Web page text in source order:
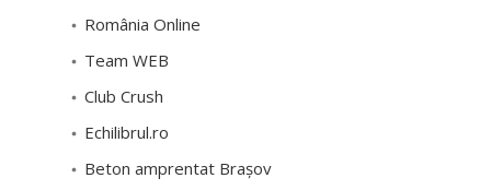
România Online
Team WEB
Club Crush
Echilibrul.ro
Beton amprentat Brașov